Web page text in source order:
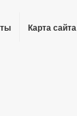
Карта сайта